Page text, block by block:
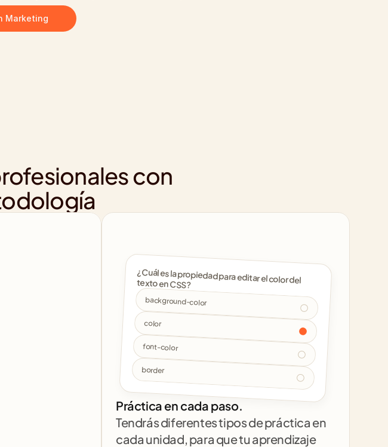
Marketing
con
texto en CSS?
background-color
color
font-color
border
Práctica en cada paso.
Tendrás diferentes tipos de práctica en
cada unidad, para que tu aprendizaje